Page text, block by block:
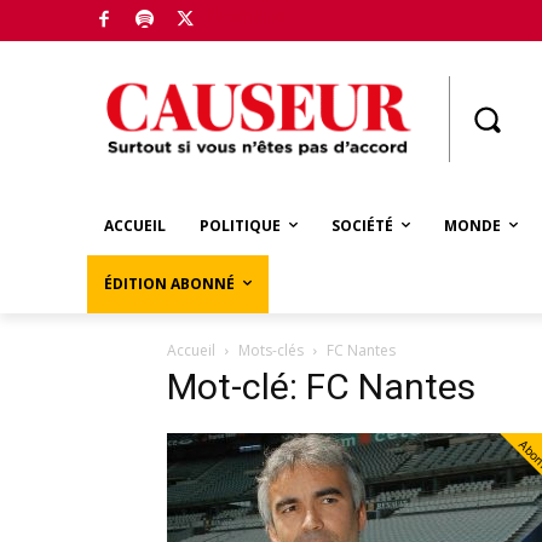
ACCUEIL POLITIQUE SOCIÉTÉ MONDE
ÉDITION ABONNÉ
Accueil Mots-clés FC Nantes
Mot-clé: FC Nantes